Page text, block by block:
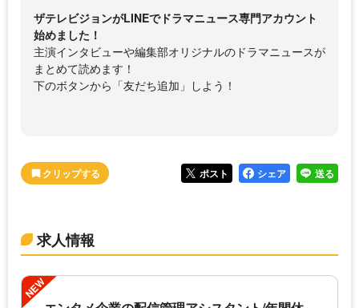
ザテレビジョンがLINEでドラマニュース専門アカウント
始めました！
主演インタビューや編集部オリジナルのドラマニュースが
まとめて読めます！
下のボタンから「友だち追加」しよう！
ポスト シェア 送る
求人情報
NEW